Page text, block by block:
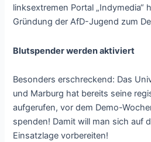
linksextremen Portal „Indymedia“
Gründung der AfD-Jugend zum
Blutspender werden aktiviert
Besonders erschreckend: Das
und Marburg hat bereits seine
aufgerufen, vor dem Demo-
spenden! Damit will man sich auf
Einsatzlage vorbereiten!